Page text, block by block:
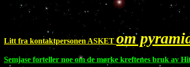
Litt fra kontaktpersonen ASKET om
Semjase forteller noe om de mørke kreftenes bruk av